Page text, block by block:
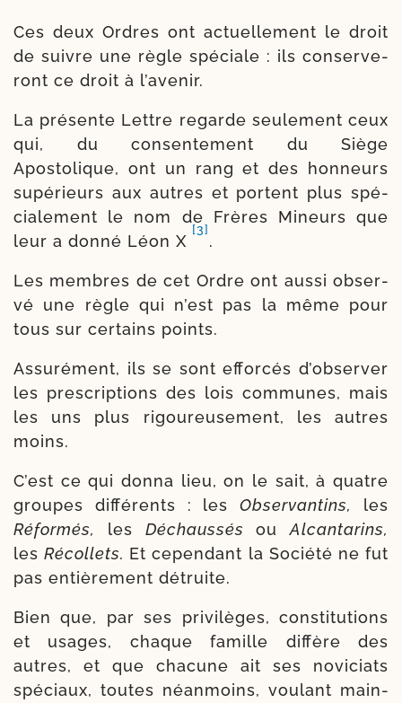
Ces deux Ordres ont actuel­le­ment le droit
de suivre une règle spé­ciale : ils conser­ve­
ront ce droit à l’avenir.
La pré­sente Lettre regarde seule­ment ceux
qui, du consen­te­ment du Siège
Apostolique, ont un rang et des hon­neurs
supé­rieurs aux autres et portent plus spé­
cia­le­ment le nom de Frères Mineurs que
leur a don­né Léon X
[3]
.
Les membres de cet Ordre ont aus­si obser­
vé une règle qui n’est pas la même pour
tous sur cer­tains points.
Assurément, ils se sont effor­cés d’observer
les pres­crip­tions des lois com­munes, mais
les uns plus rigou­reu­se­ment, les autres
moins.
C’est ce qui don­na lieu, on le sait, à quatre
groupes dif­fé­rents : lesObservantins,
les
Réformés,
les Déchaussés ouAlcantarins,
lesRécollets. Et cepen­dant la Société ne fut
pas entiè­re­ment détruite.
Bien que, par ses pri­vi­lèges, consti­tu­tions
et usages, chaque famille dif­fère des
autres, et que cha­cune ait ses novi­ciats
spé­ciaux, toutes néan­moins, vou­lant main­